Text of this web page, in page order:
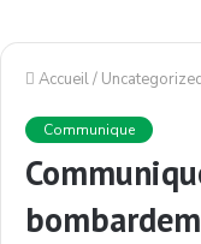
Accueil/
Communique